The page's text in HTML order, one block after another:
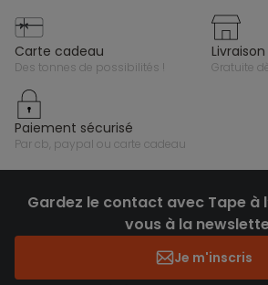
carte cadeau
des tonnes de possibilités !
livraison
gratuite
paiement sécurisé
par cb, paypal ou carte cadeau
Gardez le contact avec Tape à
vous à la
Je m'inscris